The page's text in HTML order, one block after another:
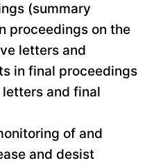
(summary
proceedings on the
letters and
in final proceedings
and final
of and
and desist